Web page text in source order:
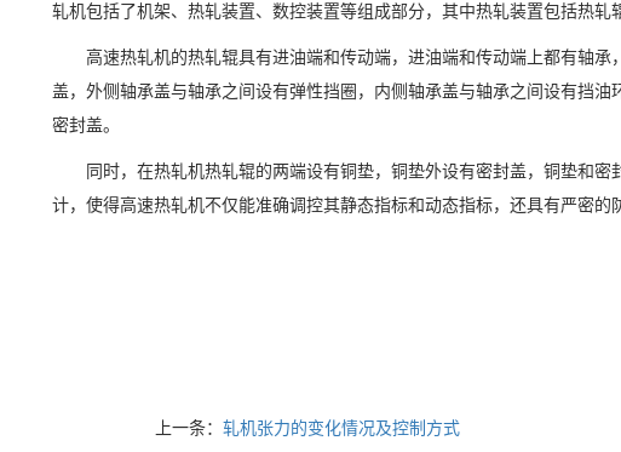
轧机包括了机架、热轧装置、数控装置等组成部分，其中热轧装置包括热轧
高速热轧机的热轧辊具有进油端和传动端，进油端和传动端上都有轴承
盖，外侧轴承盖与轴承之间设有弹性挡圈，内侧轴承盖与轴承之间设有挡
密封盖。
同时，在热轧机热轧辊的两端设有铜垫，铜垫外设有密封盖，铜垫和密
计，使得高速热轧机不仅能准确调控其静态指标和动态指标，还具有严密的
上一条：轧机张力的变化情况及控制方式